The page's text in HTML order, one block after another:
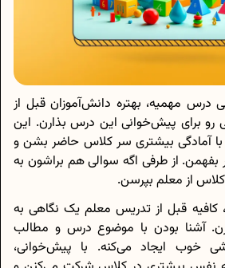
درس مهمیه، بهتره دانش‌آموزان قبل از
رو برای پیش‌خوانی این درس بذارن. این
آمادگی بیشتری سر کلاس حاضر بشن و
بفهمن. از طرفی اگه سوالی هم براشون به
از معلم بپرسن.
کافیه قبل از تدریس معلم یک نگاهی به
آشنا بودن با موضوع درس و مطالب
خوب ایجاد می‌کنه. با پیش‌خوانی،